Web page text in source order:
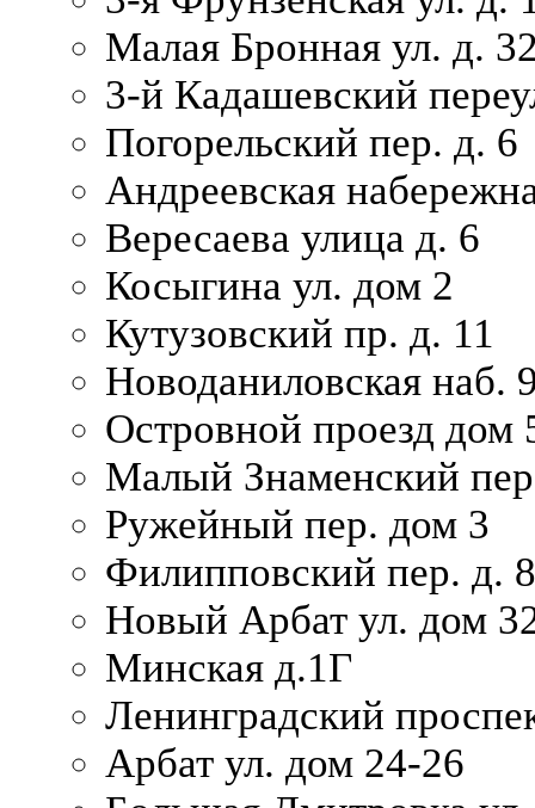
Малая Бронная ул. д.
3-й Кадашевский
Погорельский пер. д. 6
Андреевская
Вересаева улица д. 6
Косыгина ул. дом 2
Кутузовский пр. д. 11
Новоданиловская наб.
Островной проезд дом
Малый Знаменский
Ружейный пер. дом 3
Филипповский пер. д. 8
Новый Арбат ул. дом
Минская д.1Г
Ленинградский
Арбат ул. дом 24-26